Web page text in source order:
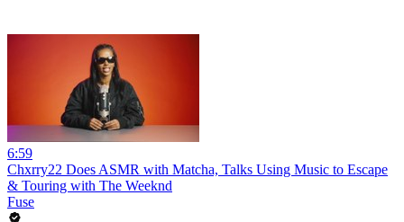
6:59
Chxrry22 Does ASMR with Matcha, Talks Using Music to Escape
& Touring with The Weeknd
Fuse